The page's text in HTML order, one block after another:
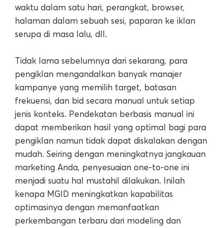
waktu dalam satu hari, perangkat, browser,
halaman dalam sebuah sesi, paparan ke iklan
serupa di masa lalu, dll.
Tidak lama sebelumnya dari sekarang, para
pengiklan mengandalkan banyak manajer
kampanye yang memilih target, batasan
frekuensi, dan bid secara manual untuk setiap
jenis konteks. Pendekatan berbasis manual ini
dapat memberikan hasil yang optimal bagi para
pengiklan namun tidak dapat diskalakan dengan
mudah. Seiring dengan meningkatnya jangkauan
marketing Anda, penyesuaian one-to-one ini
menjadi suatu hal mustahil dilakukan. Inilah
kenapa MGID meningkatkan kapabilitas
optimasinya dengan memanfaatkan
perkembangan terbaru dari modeling dan